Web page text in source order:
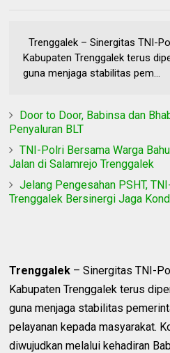
Trenggalek – Sinergitas TNI-
Kabupaten Trenggalek terus
guna menjaga stabilitas pem...
Door to Door, Babinsa dan
Penyaluran BLT
TNI-Polri Bersama Warga
Jalan di Salamrejo Trenggalek
Jelang Pengesahan PSHT,
Trenggalek Bersinergi Jaga
Trenggalek – Sinergitas TNI-
Kabupaten Trenggalek terus
guna menjaga stabilitas
pelayanan kepada masyarakat.
diwujudkan melalui kehadiran